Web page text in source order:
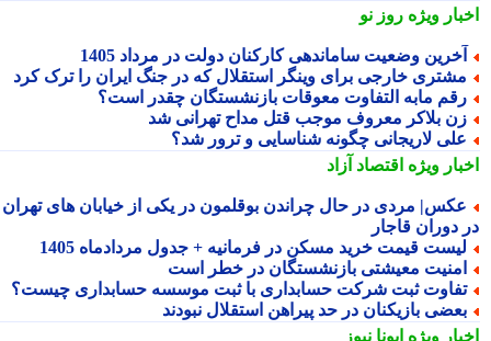
ویژهروز نو
وضعیت ساماندهی کارکنان دولت در مرداد 1405
خارجی برای وینگر استقلال که در جنگ ایران را ترک کرد
مابه التفاوت معوقات بازنشستگان چقدر است؟
بلاکر معروف موجب قتل مداح تهرانی شد
لاریجانی چگونه شناسایی و ترور شد؟
ویژهاقتصاد آزاد
مردی در حال چراندن بوقلمون در یکی از خیابان های تهران
دوران قاجار
قیمت خرید مسکن در فرمانیه + جدول مردادماه 1405
معیشتی بازنشستگان در خطر است
ثبت شرکت حسابداری با ثبت موسسه حسابداری چیست؟
بازیکنان در حد پیراهن استقلال نبودند
ویژهایونا نیوز